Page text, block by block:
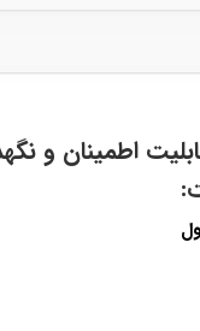
اطمینان و